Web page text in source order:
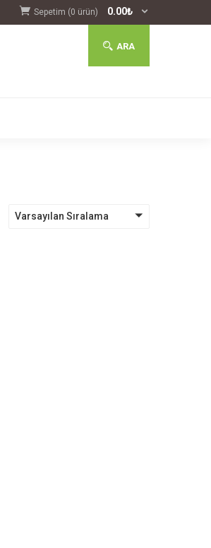
Sepetim (0 ürün) 0.00₺
ARA
Varsayılan Sıralama